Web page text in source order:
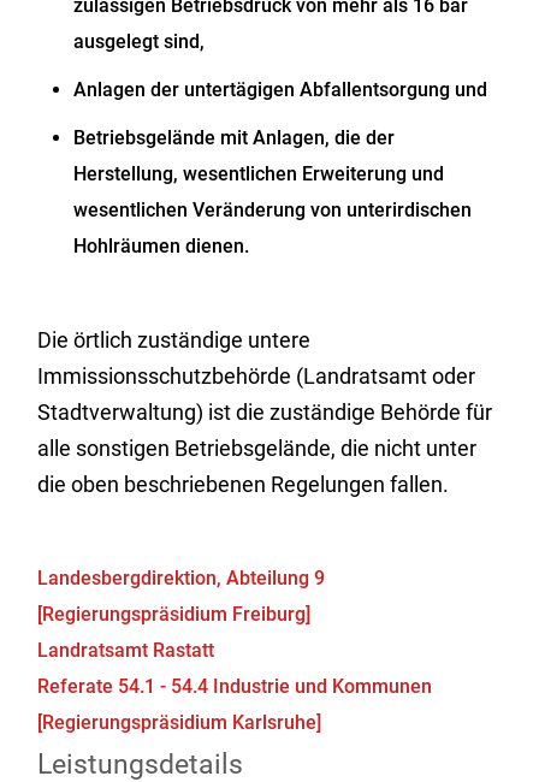
zulässigen Betriebsdruck von mehr als 16 bar
ausgelegt sind,
Anlagen der untertägigen Abfallentsorgung und
Betriebsgelände mit Anlagen, die der
Herstellung, wesentlichen Erweiterung und
wesentlichen Veränderung von unterirdischen
Hohlräumen dienen.
Die örtlich zuständige untere
Immissionsschutzbehörde (Landratsamt oder
Stadtverwaltung) ist die zuständige Behörde für
alle sonstigen Betriebsgelände, die nicht unter
die oben beschriebenen Regelungen fallen.
Landesbergdirektion, Abteilung 9
[Regierungspräsidium Freiburg]
Landratsamt Rastatt
Referate 54.1 - 54.4 Industrie und Kommunen
[Regierungspräsidium Karlsruhe]
Leistungsdetails